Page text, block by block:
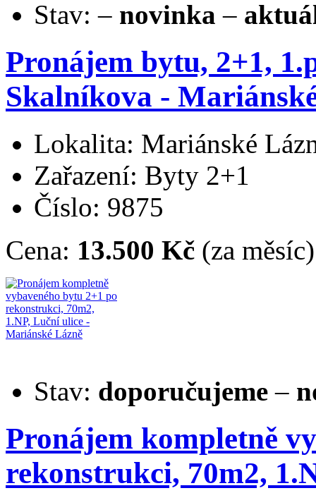
Stav: – novinka –
Pronájem bytu, 2+1,
Skalníkova -
Lokalita: Mariánské
Zařazení: Byty 2+1
Číslo: 9875
Cena: 13.500 Kč (za měsíc)
Stav: doporučujeme –
Pronájem kompletně
rekonstrukci, 70m2,